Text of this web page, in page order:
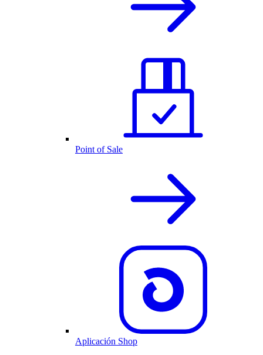
Point of Sale
Aplicación Shop